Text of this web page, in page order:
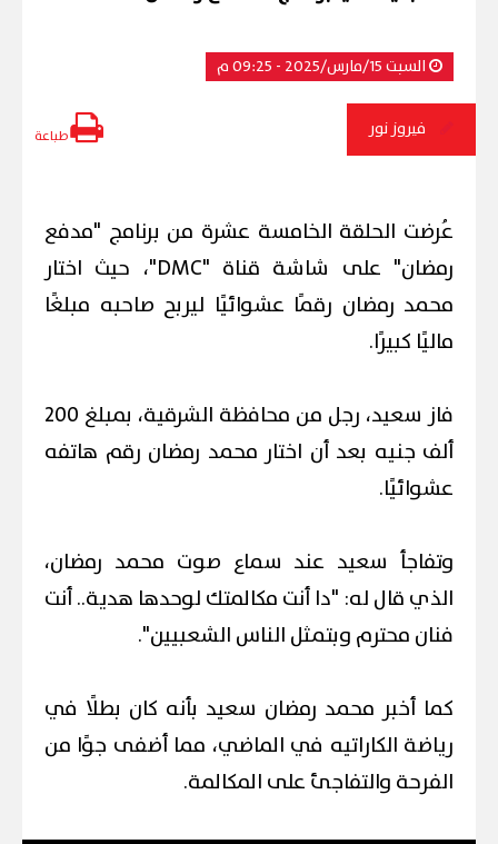
السبت 15/مارس/2025 - 09:25 م
فيروز نور طباعة
عُرضت الحلقة الخامسة عشرة من برنامج "مدفع
رمضان" على شاشة قناة "DMC"، حيث اختار
محمد رمضان رقمًا عشوائيًا ليربح صاحبه مبلغًا
ماليًا كبيرًا.
فاز سعيد، رجل من محافظة الشرقية، بمبلغ 200
ألف جنيه بعد أن اختار محمد رمضان رقم هاتفه
عشوائيًا.
وتفاجأ سعيد عند سماع صوت محمد رمضان،
الذي قال له: "دا أنت مكالمتك لوحدها هدية.. أنت
فنان محترم وبتمثل الناس الشعبيين".
كما أخبر محمد رمضان سعيد بأنه كان بطلًا في
رياضة الكاراتيه في الماضي، مما أضفى جوًا من
الفرحة والتفاجئ على المكالمة.